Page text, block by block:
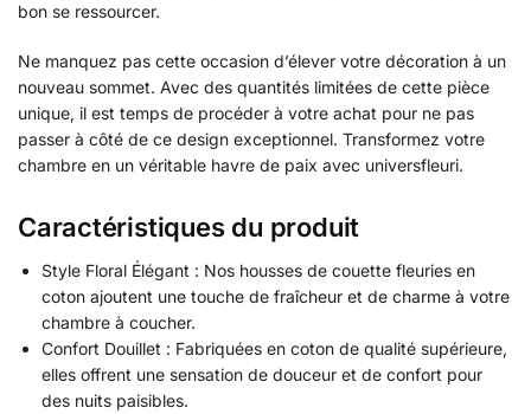
bon se ressourcer.
Ne manquez pas cette occasion d’élever votre décoration à un
nouveau sommet. Avec des quantités limitées de cette pièce
unique, il est temps de procéder à votre achat pour ne pas
passer à côté de ce design exceptionnel. Transformez votre
chambre en un véritable havre de paix avec universfleuri.
Caractéristiques du produit
Style Floral Élégant : Nos housses de couette fleuries en
coton ajoutent une touche de fraîcheur et de charme à votre
chambre à coucher.
Confort Douillet : Fabriquées en coton de qualité supérieure,
elles offrent une sensation de douceur et de confort pour
des nuits paisibles.